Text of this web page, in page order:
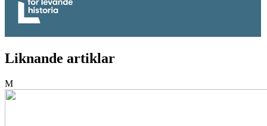
Liknande artiklar
M